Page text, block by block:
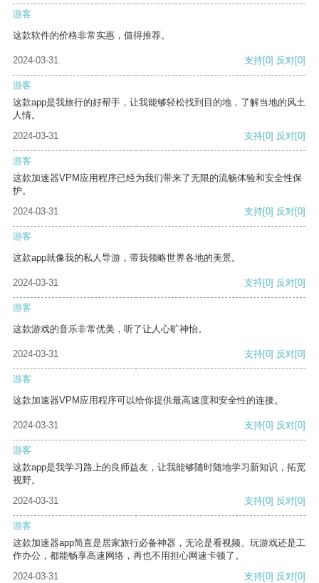
游客
这款软件的价格非常实惠，值得推荐。
2024-03-31 支持[0] 反对[0]
游客
这款app是我旅行的好帮手，让我能够轻松找到目的地，了解当地的风土
人情。
2024-03-31
支持[0] 反对[0]
游客
这款加速器VPM应用程序已经为我们带来了无限的流畅体验和安全性保
护。
2024-03-31
支持[0] 反对[0]
游客
这款app就像我的私人导游，带我领略世界各地的美景。
2024-03-31 支持[0] 反对[0]
游客
这款游戏的音乐非常优美，听了让人心旷神怡。
2024-03-31 支持[0] 反对[0]
游客
这款加速器VPM应用程序可以给你提供最高速度和安全性的连接。
2024-03-31 支持[0] 反对[0]
游客
这款app是我学习路上的良师益友，让我能够随时随地学习新知识，拓宽
视野。
2024-03-31
支持[0] 反对[0]
游客
这款加速器app简直是居家旅行必备神器，无论是看视频、玩游戏还是工
作办公，都能畅享高速网络，再也不用担心网速卡顿了。
2024-03-31
支持[0] 反对[0]